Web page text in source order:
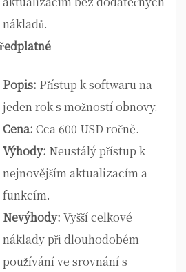
nákladů.
Popis: Přístup k softwaru na
jeden rok s možností obnovy.
Cena: Cca 600 USD ročně.
Výhody: Neustálý přístup k
nejnovějším aktualizacím a
funkcím.
Nevýhody: Vyšší celkové
náklady při dlouhodobém
používání ve srovnání s